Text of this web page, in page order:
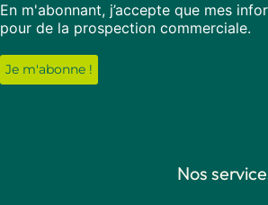
En m'abonnant, j’accepte que mes
pour de la prospection commerciale.
Nos